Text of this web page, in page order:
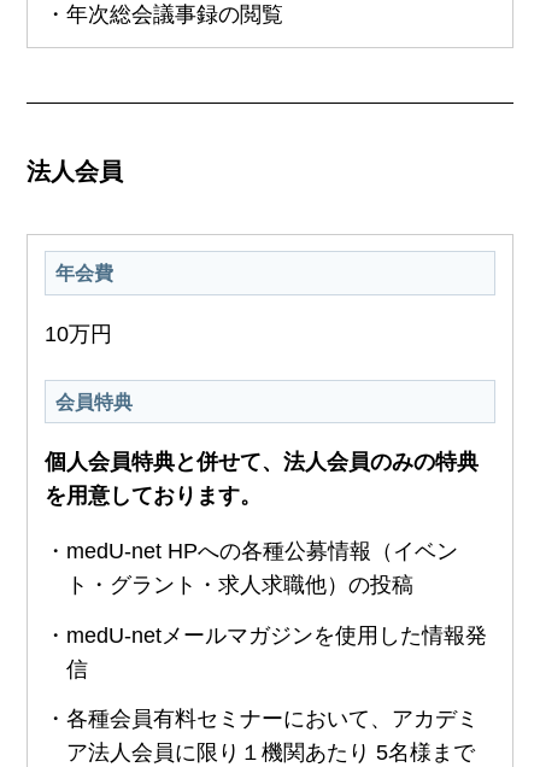
・年次総会議事録の閲覧
法人会員
年会費
10万円
会員特典
個人会員特典と併せて、法人会員のみの特典
を用意しております。
・medU-net HPへの各種公募情報（イベン
ト・グラント・求人求職他）の投稿
・medU-netメールマガジンを使用した情報発
信
・各種会員有料セミナーにおいて、アカデミ
ア法人会員に限り１機関あたり 5名様まで